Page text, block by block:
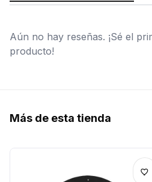
Aún no hay reseñas. ¡Sé el
producto!
Más de esta tienda